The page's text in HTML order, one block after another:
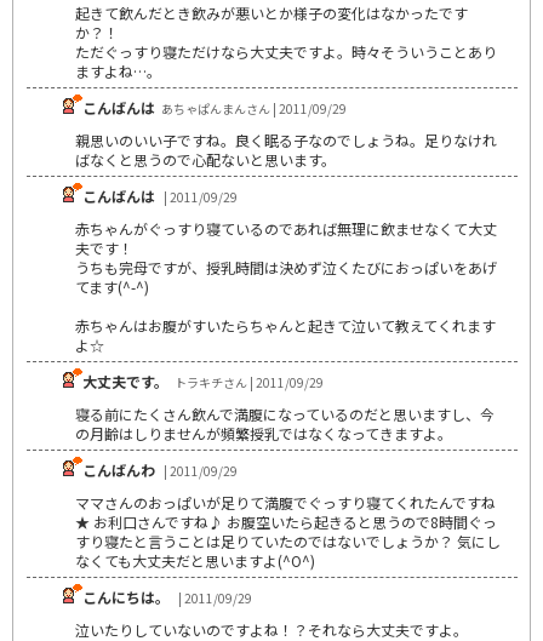
起きて飲んだとき飲みが悪いとか様子の変化はなかったです
か？！
ただぐっすり寝ただけなら大丈夫ですよ。時々そういうことあり
ますよね…。
こんばんは あちゃぱんまんさん | 2011/09/29
親思いのいい子ですね。良く眠る子なのでしょうね。足りなけれ
ばなくと思うので心配ないと思います。
こんばんは | 2011/09/29
赤ちゃんがぐっすり寝ているのであれば無理に飲ませなくて大丈
夫です！
うちも完母ですが、授乳時間は決めず泣くたびにおっぱいをあげ
てます(^-^)
赤ちゃんはお腹がすいたらちゃんと起きて泣いて教えてくれます
よ☆
大丈夫です。
トラキチさん | 2011/09/29
寝る前にたくさん飲んで満腹になっているのだと思いますし、今
の月齢はしりませんが頻繁授乳ではなくなってきますよ。
こんばんわ | 2011/09/29
ママさんのおっぱいが足りて満腹でぐっすり寝てくれたんですね
★ お利口さんですね♪ お腹空いたら起きると思うので8時間ぐっ
すり寝たと言うことは足りていたのではないでしょうか？ 気にし
なくても大丈夫だと思いますよ(^O^)
こんにちは。
| 2011/09/29
泣いたりしていないのですよね！？それなら大丈夫ですよ。